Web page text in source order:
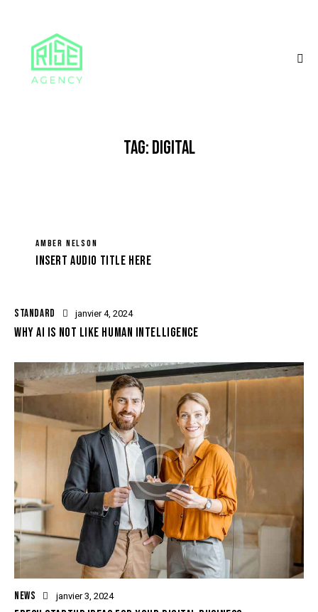
TAG: DIGITAL
AMBER NELSON
Insert Audio Title Here
STANDARD janvier 4, 2024
WHY AI IS NOT LIKE HUMAN INTELLIGENCE
NEWS janvier 3, 2024